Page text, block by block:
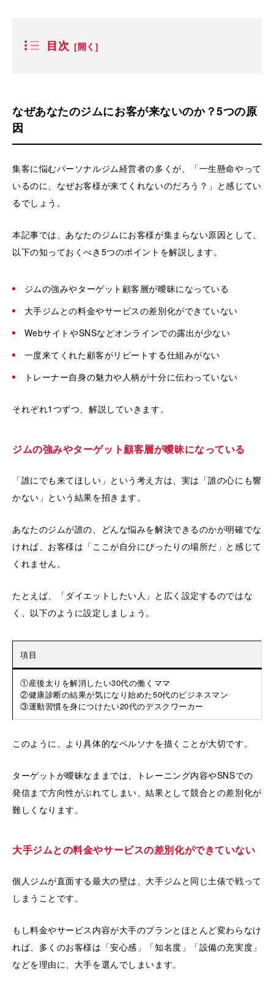
目次
なぜあなたのジムにお客が来ないのか？5つの原
因
集客に悩むパーソナルジム経営者の多くが、「一生懸命やって
いるのに、なぜお客様が来てくれないのだろう？」と感じてい
るでしょう。
本記事では、あなたのジムにお客様が集まらない原因として、
以下の知っておくべき5つのポイントを解説します。
ジムの強みやターゲット顧客層が曖昧になっている
大手ジムとの料金やサービスの差別化ができていない
WebサイトやSNSなどオンラインでの露出が少ない
一度来てくれた顧客がリピートする仕組みがない
トレーナー自身の魅力や人柄が十分に伝わっていない
それぞれ1つずつ、解説していきます。
ジムの強みやターゲット顧客層が曖昧になっている
「誰にでも来てほしい」という考え方は、実は「誰の心にも響
かない」という結果を招きます。
あなたのジムが誰の、どんな悩みを解決できるのかが明確でな
ければ、お客様は「ここが自分にぴったりの場所だ」と感じて
くれません。
たとえば、「ダイエットしたい人」と広く設定するのではな
く、以下のように設定しましょう。
項目
①産後太りを解消したい30代の働くママ
②健康診断の結果が気になり始めた50代のビジネスマン
③運動習慣を身につけたい20代のデスクワーカー
このように、より具体的なペルソナを描くことが大切です。
ターゲットが曖昧なままでは、トレーニング内容やSNSでの
発信まで方向性がぶれてしまい、結果として競合との差別化が
難しくなります。
大手ジムとの料金やサービスの差別化ができていない
個人ジムが直面する最大の壁は、大手ジムと同じ土俵で戦って
しまうことです。
もし料金やサービス内容が大手のプランとほとんど変わらなけ
れば、多くのお客様は「安心感」「知名度」「設備の充実度」
などを理由に、大手を選んでしまいます。